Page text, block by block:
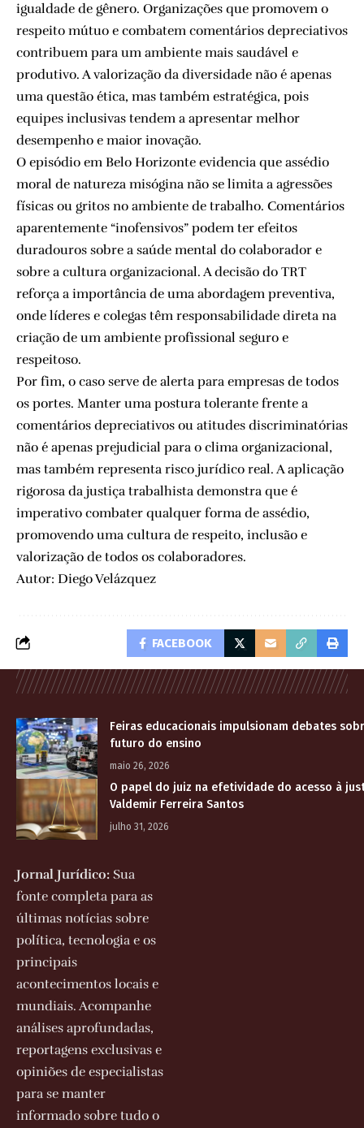
igualdade de gênero. Organizações que promovem o
respeito mútuo e combatem comentários depreciativos
contribuem para um ambiente mais saudável e
produtivo. A valorização da diversidade não é apenas
uma questão ética, mas também estratégica, pois
equipes inclusivas tendem a apresentar melhor
desempenho e maior inovação.
O episódio em Belo Horizonte evidencia que assédio
moral de natureza misógina não se limita a agressões
físicas ou gritos no ambiente de trabalho. Comentários
aparentemente “inofensivos” podem ter efeitos
duradouros sobre a saúde mental do colaborador e
sobre a cultura organizacional. A decisão do TRT
reforça a importância de uma abordagem preventiva,
onde líderes e colegas têm responsabilidade direta na
criação de um ambiente profissional seguro e
respeitoso.
Por fim, o caso serve de alerta para empresas de todos
os portes. Manter uma postura tolerante frente a
comentários depreciativos ou atitudes discriminatórias
não é apenas prejudicial para o clima organizacional,
mas também representa risco jurídico real. A aplicação
rigorosa da justiça trabalhista demonstra que é
imperativo combater qualquer forma de assédio,
promovendo uma cultura de respeito, inclusão e
valorização de todos os colaboradores.
Autor: Diego Velázquez
FACEBOOK
Feiras educacionais impulsionam debates
futuro do ensino
maio 26, 2026
O papel do juiz na efetividade do acesso à
Valdemir Ferreira Santos
julho 31, 2026
Jornal Jurídico: Sua
fonte completa para as
últimas notícias sobre
política, tecnologia e os
principais
acontecimentos locais e
mundiais. Acompanhe
análises aprofundadas,
reportagens exclusivas e
opiniões de especialistas
para se manter
informado sobre tudo o